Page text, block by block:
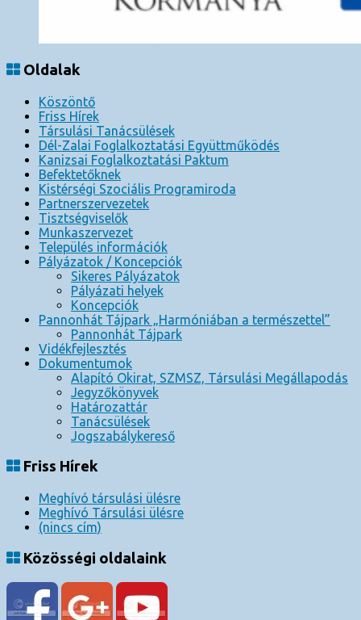
Oldalak
Köszöntő
Friss Hírek
Társulási Tanácsülések
Dél-Zalai Foglalkoztatási Együttműködés
Kanizsai Foglalkoztatási Paktum
Befektetőknek
Kistérségi Szociális Programiroda
Partnerszervezetek
Tisztségviselők
Munkaszervezet
Település információk
Pályázatok / Koncepciók
Sikeres Pályázatok
Pályázati helyek
Koncepciók
Pannonhát Tájpark „Harmóniában a természettel”
Pannonhát Tájpark
Vidékfejlesztés
Dokumentumok
Alapító Okirat, SZMSZ, Társulási Megállapodás
Jegyzőkönyvek
Határozattár
Tanácsülések
Jogszabálykereső
Friss Hírek
Meghívó társulási ülésre
Meghívó Társulási ülésre
(nincs cím)
Közösségi oldalaink